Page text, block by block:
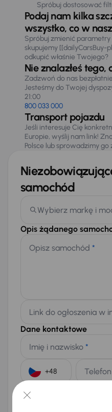
Spróbuj dostosować
Podaj nam kilka
wszystko, co w
Spróbuj zmienić
skupujemy [[dailyCarsBuy-
odkupić właśnie Twojego?
Nie znalazłeś tego,
Zadzwoń do nas
Jesteśmy do Twojej
21:00
800 033 000
Transport pojazdu
Jeśli interesuje Cię
Europie, wyślij nam link!
Polsce lub sprowadzimy go
samochód
Wybierz markę i
Opis żądanego
Opisz samochód *
Link do ogłoszenia w
Dane kontaktowe
Imię i nazwisko *
Telefon
E-mail